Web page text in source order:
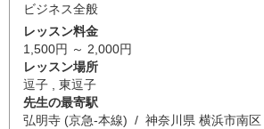
ビジネス全般
レッスン料金
1,500円 ～ 2,000円
レッスン場所
逗子 , 東逗子
先生の最寄駅
弘明寺 (京急-本線) / 神奈川県 横浜市南区